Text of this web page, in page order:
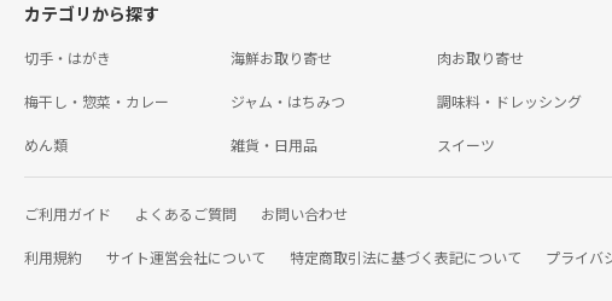
カテゴリから探す
切手・はがき 海鮮お取り寄せ 肉お取り寄せ
梅干し・惣菜・カレー ジャム・はちみつ 調味料・ドレッシング
めん類 雑貨・日用品 スイーツ
ご利用ガイド よくあるご質問 お問い合わせ
利用規約 サイト運営会社について 特定商取引法に基づく表記について プライバ